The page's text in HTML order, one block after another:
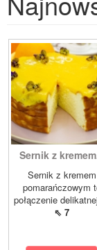
Sernik z
Sernik z kremem
pomarańczowym
połączenie
⇖ 7